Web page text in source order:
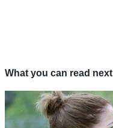
What you can read next